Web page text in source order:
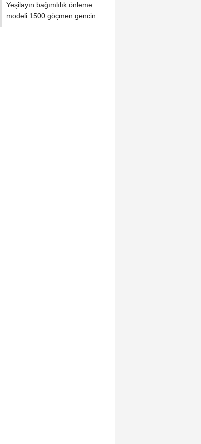
Yeşilayın bağımlılık önleme
modeli 1500 göçmen gencin